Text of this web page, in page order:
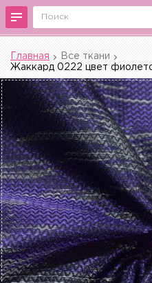
Главная
Все ткани
Жаккард 0222 цвет